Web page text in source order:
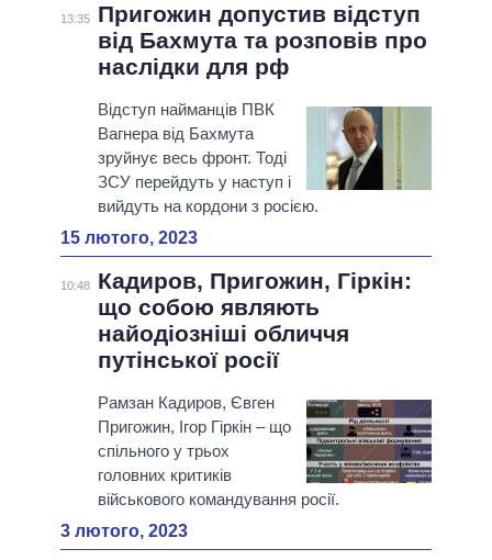
13:35
Пригожин допустив відступ
від Бахмута та розповів про
наслідки для рф
Відступ найманців ПВК
Вагнера від Бахмута
зруйнує весь фронт. Тоді
ЗСУ перейдуть у наступ і
вийдуть на кордони з росією.
15 лютого, 2023
10:48
Кадиров, Пригожин, Гіркін:
що собою являють
найодіозніші обличчя
путінської росії
Рамзан Кадиров, Євген
Пригожин, Ігор Гіркін – що
спільного у трьох
головних критиків
військового командування росії.
3 лютого, 2023